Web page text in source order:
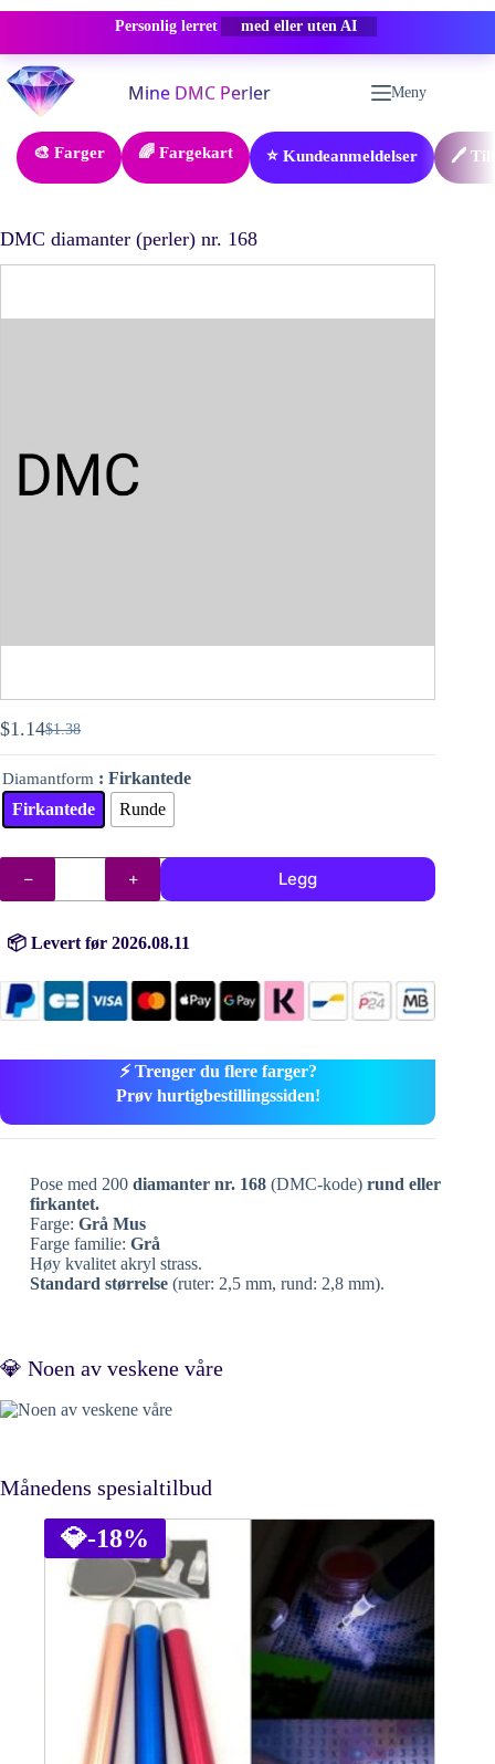
Personlig lerret -50% RABATT
Hopp
til
innholdet
Meny
🎨 Farger 🌈 Fargekart ⭐ Kundeanmeldelser 🖊️
DMC diamanter (perler) nr. 168
$1.38
Opprinnelig
pris
var:
$1.38.
$1.14Nåværende
pris
er:
$1.14.
Diamantform : Firkantede
Firkantede
Runde
DMC
diamanter
(perler)
168
Legg
📦 Levert før 2026.08.11
⚡ Trenger du flere farger?
Prøv hurtigbestillingssiden!
Pose med 200 diamanter nr. 168(DMC-kode) rund eller
firkantet.
Farge: Grå Mus
Farge familie: Grå
Høy kvalitet akryl strass.
Standard størrelse(ruter: 2,5 mm, rund: 2,8 mm).
💎 Noen av veskene våre
Månedens spesialtilbud
💎-18%